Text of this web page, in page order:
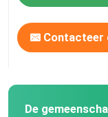
Contacteer